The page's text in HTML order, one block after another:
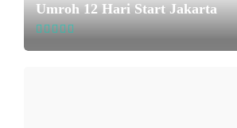
Umroh 12 Hari Start Jakarta